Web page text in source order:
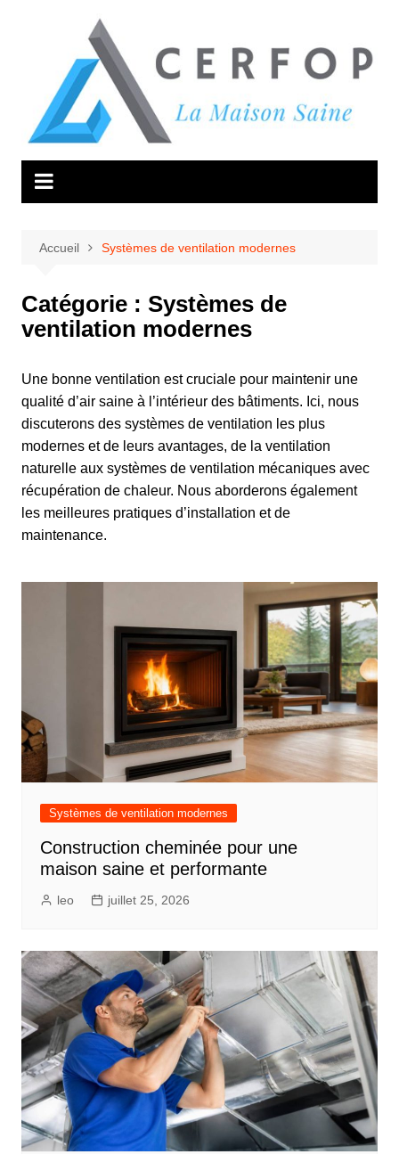
Accueil Systèmes de ventilation modernes
Catégorie : Systèmes de
ventilation modernes
Une bonne ventilation est cruciale pour maintenir une
qualité d’air saine à l’intérieur des bâtiments. Ici, nous
discuterons des systèmes de ventilation les plus
modernes et de leurs avantages, de la ventilation
naturelle aux systèmes de ventilation mécaniques avec
récupération de chaleur. Nous aborderons également
les meilleures pratiques d’installation et de
maintenance.
Systèmes de ventilation modernes
Construction cheminée pour une
maison saine et performante
leo juillet 25, 2026